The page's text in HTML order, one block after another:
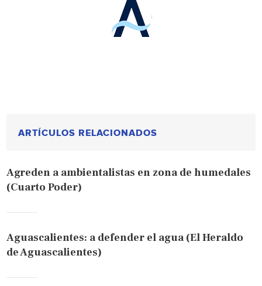
ARTÍCULOS RELACIONADOS
Agreden a ambientalistas en zona de humedales
(Cuarto Poder)
Aguascalientes: a defender el agua (El Heraldo
de Aguascalientes)